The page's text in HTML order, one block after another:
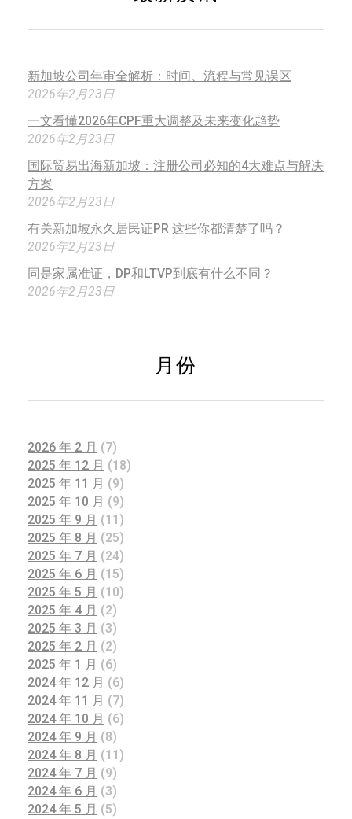
新加坡公司年审全解析：时间、流程与常见误区
2026年2月23日
一文看懂2026年CPF重大调整及未来变化趋势
2026年2月23日
国际贸易出海新加坡：注册公司必知的4大难点与解决
方案
2026年2月23日
有关新加坡永久居民证PR 这些你都清楚了吗？
2026年2月23日
同是家属准证，DP和LTVP到底有什么不同？
2026年2月23日
月份
2026 年 2 月 (7)
2025 年 12 月 (18)
2025 年 11 月 (9)
2025 年 10 月 (9)
2025 年 9 月 (11)
2025 年 8 月 (25)
2025 年 7 月 (24)
2025 年 6 月 (15)
2025 年 5 月 (10)
2025 年 4 月 (2)
2025 年 3 月 (3)
2025 年 2 月 (2)
2025 年 1 月 (6)
2024 年 12 月 (6)
2024 年 11 月 (7)
2024 年 10 月 (6)
2024 年 9 月 (8)
2024 年 8 月 (11)
2024 年 7 月 (9)
2024 年 6 月 (3)
2024 年 5 月 (5)